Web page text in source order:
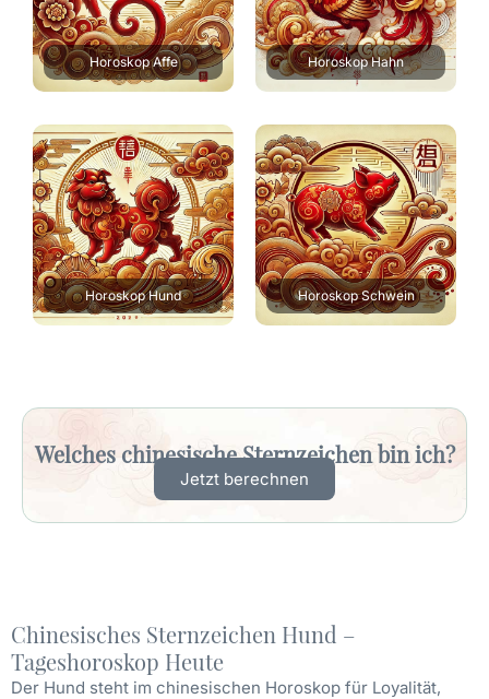
Welches chinesische Sternzeichen bin ich?
Jetzt berechnen
Chinesisches Sternzeichen Hund –
Tageshoroskop Heute
Der Hund steht im chinesischen Horoskop für Loyalität,